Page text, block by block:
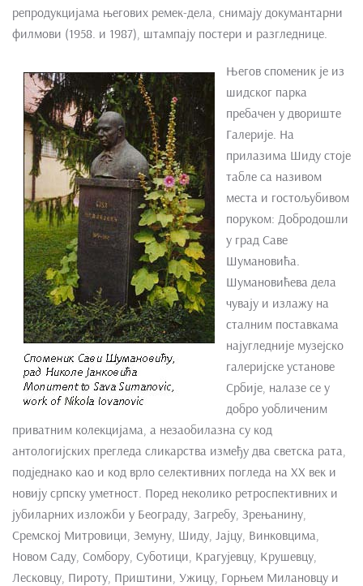
репродукцијама његових ремек-дела, снимају докумантарни
филмови (1958. и 1987), штампају постери и разгледнице.
Његов споменик је из
шидског парка
пребачен у двориште
Галерије. На
прилазима Шиду стоје
табле са називом
места и гостољубивом
поруком: Добродошли
у град Саве
Шумановића.
Шумановићева дела
чувају и излажу на
сталним поставкама
најугледније музејско
галеријске установе
Србије, налазе се у
добро уобличеним
приватним колекцијама, а незаобилазна су код
антологијских прегледа сликарства између два светска рата,
подједнако као и код врло селективних погледа на XX век и
новију српску уметност. Поред неколико ретроспективних и
јубиларних изложби у Београду, Загребу, Зрењанину,
Сремској Митровици, Земуну, Шиду, Јајцу, Винковцима,
Новом Саду, Сомбору, Суботици, Крагујевцу, Крушевцу,
Лесковцу, Пироту, Приштини, Ужицу, Горњем Милановцу и